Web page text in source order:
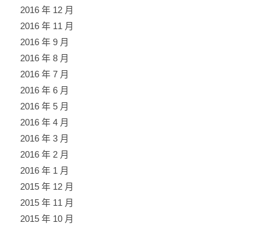
2016 年 12 月
2016 年 11 月
2016 年 9 月
2016 年 8 月
2016 年 7 月
2016 年 6 月
2016 年 5 月
2016 年 4 月
2016 年 3 月
2016 年 2 月
2016 年 1 月
2015 年 12 月
2015 年 11 月
2015 年 10 月